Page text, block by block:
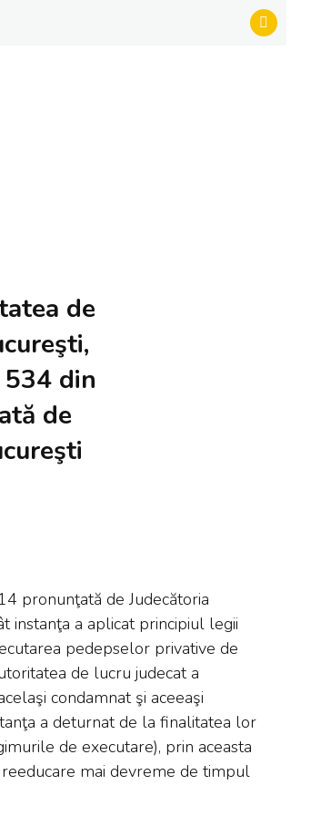
de
din
de
pronunţată de Judecătoria
instanţa a aplicat principiul legii
pedepselor privative de
de lucru judecat a
condamnat şi aceeaşi
a deturnat de la finalitatea lor
de executare), prin aceasta
mai devreme de timpul